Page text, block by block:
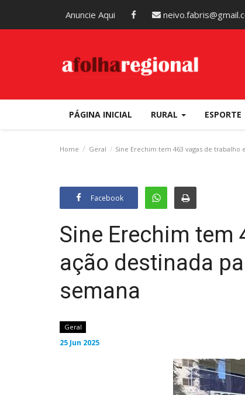
Anuncie Aqui
PÁGINA INICIAL RURAL ESPORTE
Home Geral Sine Erechim tem 463 vagas de trabalho
Facebook
Sine Erechim tem
ação destinada
semana
Geral
25 Jun 2025